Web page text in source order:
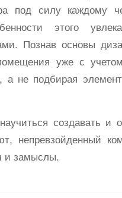
под силу каждому
этого
Познав основы
уже с
не подбирая
создавать
непревзойденный
и замыслы.